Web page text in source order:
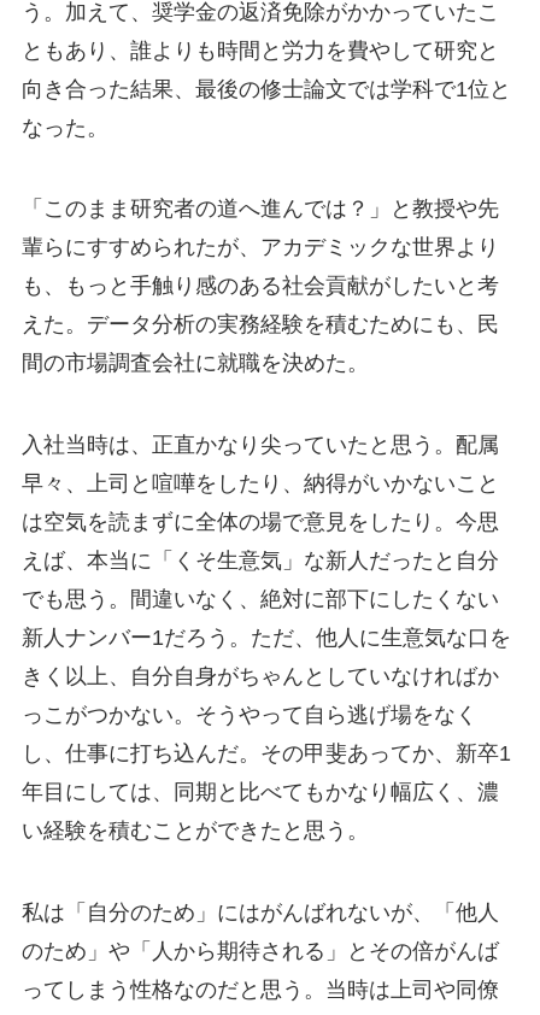
う。加えて、奨学金の返済免除がかかっていたこ
ともあり、誰よりも時間と労力を費やして研究と
向き合った結果、最後の修士論文では学科で1位と
なった。
「このまま研究者の道へ進んでは？」と教授や先
輩らにすすめられたが、アカデミックな世界より
も、もっと手触り感のある社会貢献がしたいと考
えた。データ分析の実務経験を積むためにも、民
間の市場調査会社に就職を決めた。
入社当時は、正直かなり尖っていたと思う。配属
早々、上司と喧嘩をしたり、納得がいかないこと
は空気を読まずに全体の場で意見をしたり。今思
えば、本当に「くそ生意気」な新人だったと自分
でも思う。間違いなく、絶対に部下にしたくない
新人ナンバー1だろう。ただ、他人に生意気な口を
きく以上、自分自身がちゃんとしていなければか
っこがつかない。そうやって自ら逃げ場をなく
し、仕事に打ち込んだ。その甲斐あってか、新卒1
年目にしては、同期と比べてもかなり幅広く、濃
い経験を積むことができたと思う。
私は「自分のため」にはがんばれないが、「他人
のため」や「人から期待される」とその倍がんば
ってしまう性格なのだと思う。当時は上司や同僚